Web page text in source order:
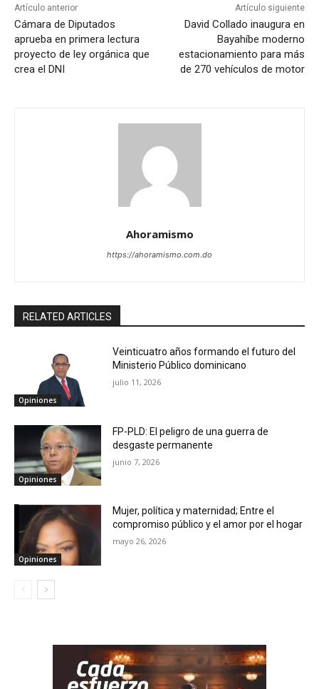
Artículo anterior
Cámara de Diputados
aprueba en primera lectura
proyecto de ley orgánica que
crea el DNI
Artículo siguiente
David Collado inaugura en
Bayahíbe moderno
estacionamiento para más
de 270 vehículos de motor
Ahoramismo
https://ahoramismo.com.do
RELATED ARTICLES
Opiniones
Veinticuatro años formando el futuro del
Ministerio Público dominicano
julio 11, 2026
Opiniones
FP-PLD: El peligro de una guerra de
desgaste permanente
junio 7, 2026
Opiniones
Mujer, política y maternidad; Entre el
compromiso público y el amor por el hogar
mayo 26, 2026